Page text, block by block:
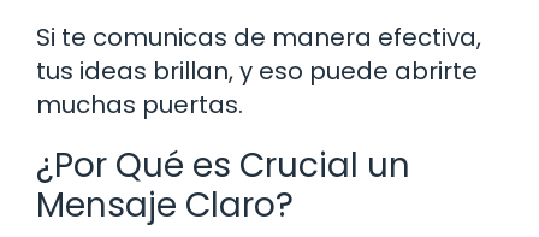
Si te comunicas de manera efectiva,
tus ideas brillan, y eso puede abrirte
muchas puertas.
¿Por Qué es Crucial un
Mensaje Claro?